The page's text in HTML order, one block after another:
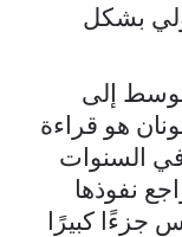
بشكل
إلى
هو قراءة
في السنوات
نفوذها
جزءًا كبيرًا